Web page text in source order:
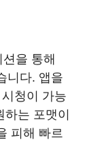
을 통해
니다. 앱을
청이 가능
는 포맷이
피해 빠르